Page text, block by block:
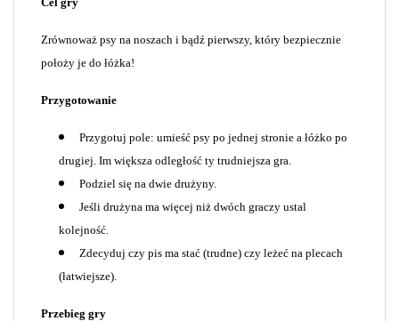
Zrównoważ psy na noszach i bądź pierwszy, który bezpiecznie
położy je do łóżka!
Przygotowanie
Przygotuj pole: umieść psy po jednej stronie a łóżko po
drugiej. Im większa odległość ty trudniejsza gra.
Podziel się na dwie drużyny.
Jeśli drużyna ma więcej niż dwóch graczy ustal
kolejność.
Zdecyduj czy pis ma stać (trudne) czy leżeć na plecach
(łatwiejsze).
Przebieg gry